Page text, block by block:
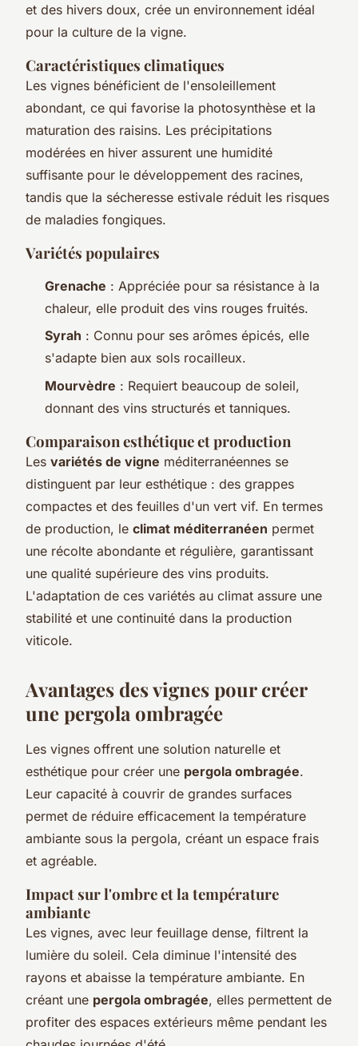
et des hivers doux, crée un environnement idéal
pour la culture de la vigne.
Caractéristiques climatiques
Les vignes bénéficient de l'ensoleillement
abondant, ce qui favorise la photosynthèse et la
maturation des raisins. Les précipitations
modérées en hiver assurent une humidité
suffisante pour le développement des racines,
tandis que la sécheresse estivale réduit les risques
de maladies fongiques.
Variétés populaires
Grenache : Appréciée pour sa résistance à la
chaleur, elle produit des vins rouges fruités.
Syrah : Connu pour ses arômes épicés, elle
s'adapte bien aux sols rocailleux.
Mourvèdre : Requiert beaucoup de soleil,
donnant des vins structurés et tanniques.
Comparaison esthétique et production
Les variétés de vigne méditerranéennes se
distinguent par leur esthétique : des grappes
compactes et des feuilles d'un vert vif. En termes
de production, le climat méditerranéen permet
une récolte abondante et régulière, garantissant
une qualité supérieure des vins produits.
L'adaptation de ces variétés au climat assure une
stabilité et une continuité dans la production
viticole.
Avantages des vignes pour créer
une pergola ombragée
Les vignes offrent une solution naturelle et
esthétique pour créer une pergola ombragée.
Leur capacité à couvrir de grandes surfaces
permet de réduire efficacement la température
ambiante sous la pergola, créant un espace frais
et agréable.
Impact sur l'ombre et la température
ambiante
Les vignes, avec leur feuillage dense, filtrent la
lumière du soleil. Cela diminue l'intensité des
rayons et abaisse la température ambiante. En
créant une pergola ombragée, elles permettent de
profiter des espaces extérieurs même pendant les